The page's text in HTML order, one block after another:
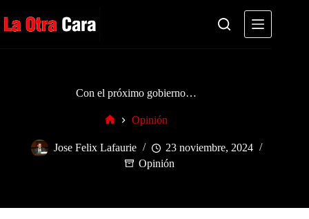
al
contenido
Con el próximo gobierno…
Opinión
Jose Felix Lafaurie
23 noviembre, 2024
Opinión